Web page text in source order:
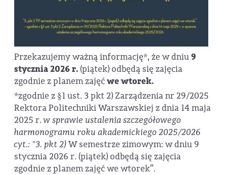
Przekazujemy ważną informację*, że w dniu9
stycznia 2026 r.(piątek) odbędą się zajęcia
zgodnie z planem zajęćwe wtorek.
*zgodnie z §1 ust. 3 pkt 2) Zarządzenia nr 29/2025
Rektora Politechniki Warszawskiej z dnia 14 maja
2025 r.w sprawie ustalenia szczegółowego
harmonogramu roku akademickiego 2025/2026
cyt.: "3. pkt 2)W semestrze zimowym: w dniu 9
stycznia 2026 r. (piątek) odbędą się zajęcia
zgodnie z planem zajęć we wtorek”.